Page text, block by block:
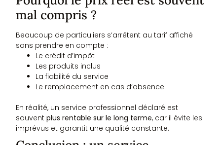
mal compris ?
Beaucoup de particuliers s’arrêtent au tarif affiché
sans prendre en compte :
Le crédit d’impôt
Les produits inclus
La fiabilité du service
Le remplacement en cas d’absence
En réalité, un service professionnel déclaré est
souventplus rentable sur le long terme, car il évite les
imprévus et garantit une qualité constante.